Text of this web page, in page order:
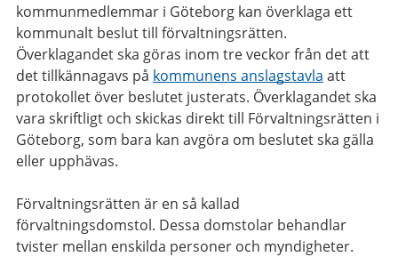
kommunmedlemmar i Göteborg kan överklaga ett
kommunalt beslut till förvaltningsrätten.
Överklagandet ska göras inom tre veckor från det att
det tillkännagavs på kommunens anslagstavla att
protokollet över beslutet justerats. Överklagandet ska
vara skriftligt och skickas direkt till Förvaltningsrätten i
Göteborg, som bara kan avgöra om beslutet ska gälla
eller upphävas.
Förvaltningsrätten är en så kallad
förvaltningsdomstol. Dessa domstolar behandlar
tvister mellan enskilda personer och myndigheter.